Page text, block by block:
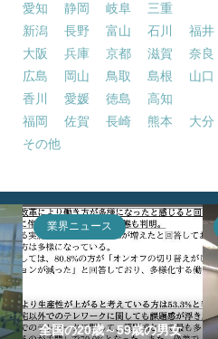
愛知
静岡 岐阜
三重
新潟
長野 富山 石川
福井
大阪
兵庫 京都 滋賀 奈良
広島
岡山 鳥取 島根
山口
香川
愛媛 徳島
高知
福岡
佐賀 長崎 熊本 大分
その他
業界ニュース
全国の20歳～59歳の男女